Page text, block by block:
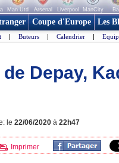
Man Utd Arsenal Liverpool ManCity
Coupe d'Europe Les
| Buteurs | Calendrier |
Depay,
le 22/06/2020 à 22h47
Imprimer